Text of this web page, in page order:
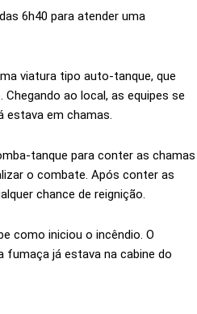
6h40 para atender uma
viatura tipo auto-tanque, que
ao local, as equipes se
estava em chamas.
tanque para conter as chamas
o combate. Após conter as
chance de reignição.
como iniciou o incêndio. O
fumaça já estava na cabine do